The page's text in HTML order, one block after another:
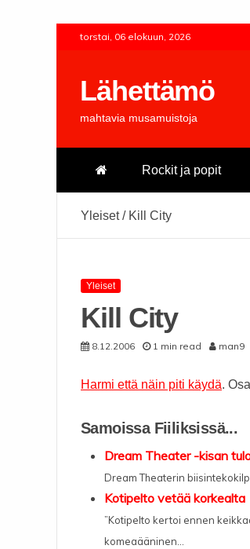
torstai, 06 elokuun, 2026
Lähettämö
mahtavia musamuistoja
Rockit ja popit
Yleiset/ Kill City
Yleiset
Kill City
8.12.2006 1 min read man9
Harmi että näin piti käydä.
Samoissa Fiiliksissä...
Dream Theater -kisan
Dream Theaterin
Kotipelto vetää korkealta
”Kotipelto kertoi ennen
komeaääninen...